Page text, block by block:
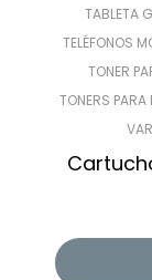
TABLETA
TELÉFONOS
TONER
TONERS PARA